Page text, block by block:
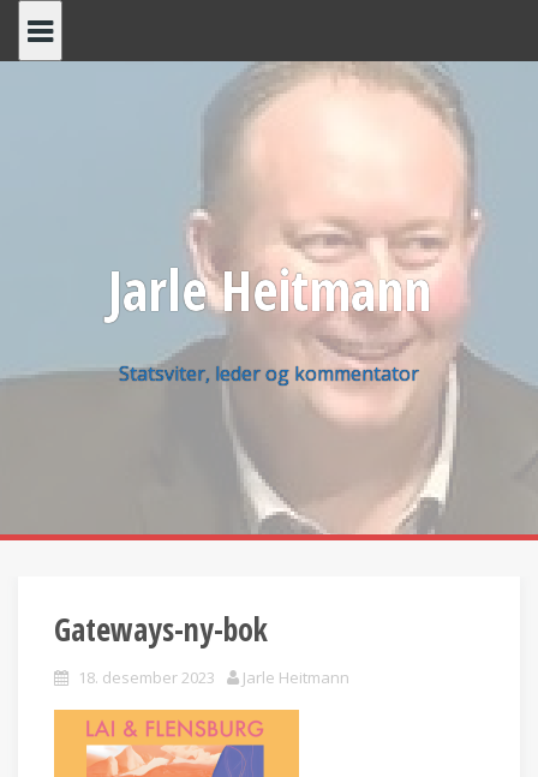
Jarle Heitmann
Statsviter, leder og kommentator
Gateways-ny-bok
18. desember 2023 Jarle Heitmann